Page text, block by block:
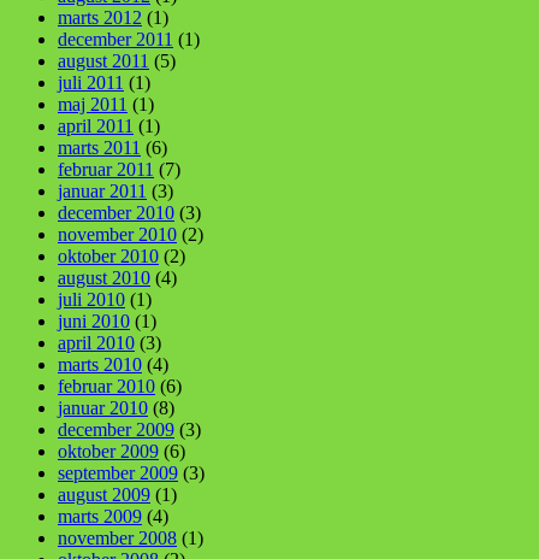
marts 2012 (1)
december 2011 (1)
august 2011 (5)
juli 2011 (1)
maj 2011 (1)
april 2011 (1)
marts 2011 (6)
februar 2011 (7)
januar 2011 (3)
december 2010 (3)
november 2010 (2)
oktober 2010 (2)
august 2010 (4)
juli 2010 (1)
juni 2010 (1)
april 2010 (3)
marts 2010 (4)
februar 2010 (6)
januar 2010 (8)
december 2009 (3)
oktober 2009 (6)
september 2009 (3)
august 2009 (1)
marts 2009 (4)
november 2008 (1)